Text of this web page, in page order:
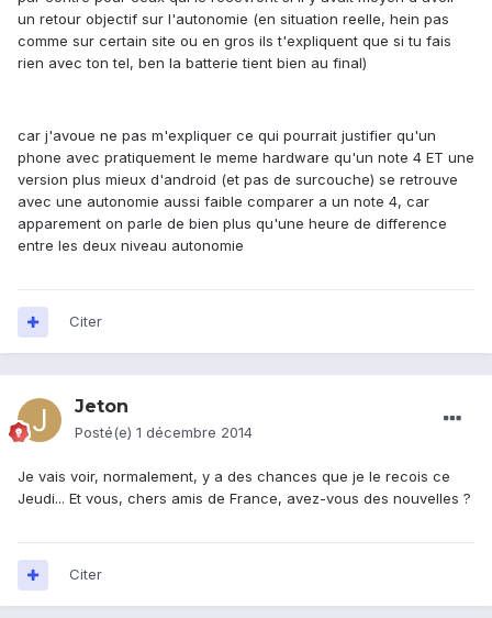
un retour objectif sur l'autonomie (en situation reelle, hein pas
comme sur certain site ou en gros ils t'expliquent que si tu fais
rien avec ton tel, ben la batterie tient bien au final)
car j'avoue ne pas m'expliquer ce qui pourrait justifier qu'un
phone avec pratiquement le meme hardware qu'un note 4 ET une
version plus mieux d'android (et pas de surcouche) se retrouve
avec une autonomie aussi faible comparer a un note 4, car
apparement on parle de bien plus qu'une heure de difference
entre les deux niveau autonomie
Citer
Jeton
Posté(e) 1 décembre 2014
Je vais voir, normalement, y a des chances que je le recois ce
Jeudi... Et vous, chers amis de France, avez-vous des nouvelles ?
Citer